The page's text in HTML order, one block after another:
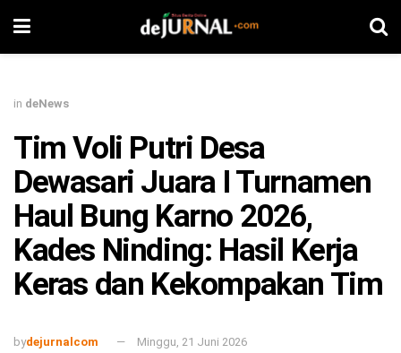
in deNews
Tim Voli Putri Desa
Dewasari Juara I Turnamen
Haul Bung Karno 2026,
Kades Ninding: Hasil Kerja
Keras dan Kekompakan Tim
bydejurnalcom
Minggu, 21 Juni 2026